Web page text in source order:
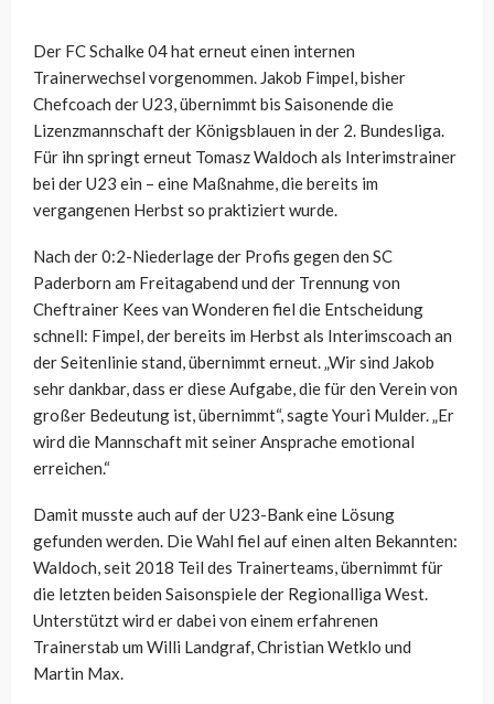
Der FC Schalke 04 hat erneut einen internen
Trainerwechsel vorgenommen. Jakob Fimpel, bisher
Chefcoach der U23, übernimmt bis Saisonende die
Lizenzmannschaft der Königsblauen in der 2. Bundesliga.
Für ihn springt erneut Tomasz Waldoch als Interimstrainer
bei der U23 ein – eine Maßnahme, die bereits im
vergangenen Herbst so praktiziert wurde.
Nach der 0:2-Niederlage der Profis gegen den SC
Paderborn am Freitagabend und der Trennung von
Cheftrainer Kees van Wonderen fiel die Entscheidung
schnell: Fimpel, der bereits im Herbst als Interimscoach an
der Seitenlinie stand, übernimmt erneut. „Wir sind Jakob
sehr dankbar, dass er diese Aufgabe, die für den Verein von
großer Bedeutung ist, übernimmt“, sagte Youri Mulder. „Er
wird die Mannschaft mit seiner Ansprache emotional
erreichen.“
Damit musste auch auf der U23-Bank eine Lösung
gefunden werden. Die Wahl fiel auf einen alten Bekannten:
Waldoch, seit 2018 Teil des Trainerteams, übernimmt für
die letzten beiden Saisonspiele der Regionalliga West.
Unterstützt wird er dabei von einem erfahrenen
Trainerstab um Willi Landgraf, Christian Wetklo und
Martin Max.